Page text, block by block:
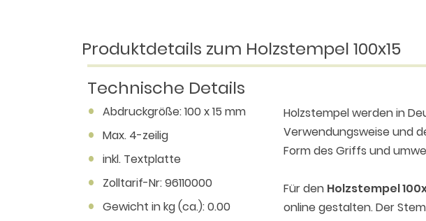
Produktdetails zum Holzstempel 100x15
Technische Details
Abdruckgröße: 100 x 15 mm
Max. 4-zeilig
inkl. Textplatte
Zolltarif-Nr: 96110000
Gewicht in kg (ca.): 0.00
Holzstempel werden in
Verwendungsweise und
Form des Griffs und
Für den Holzstempel
online gestalten. Der